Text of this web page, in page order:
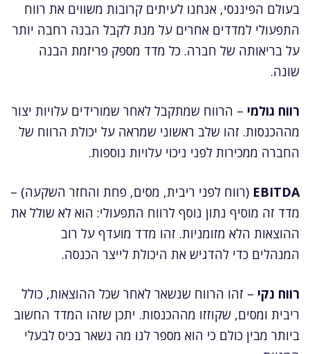
בעולם הפיננסי, אנחנו לעיתים קרובות משווים את רווח
התפעולי למדדים אחרים על מנת לקבל הבנה רחבה יותר
על בריאותה של חברה. כל מדד מספק פריזמת הבנה
שונה.
רווח גולמי – הרווח שמתקבל לאחר שמורידים עלויות יצור
מההכנסות. זהו שלב ראשוני שמראה על יכולת הרווח של
החברה ממכירות לפני ניכוי עלויות נוספות.
EBITDA (רווח לפני ריבית, מסים, פחת והחזר השקעה) –
מדד זה מוסיף נתון נוסף לרווח התפעולי: הוא לא שולל את
ההוצאות הלא מזומניות. זהו מדד מועדף על רוב
המנהלים כדי להדגיש את היכולת לייצר הכנסה.
רווח נקי – זהו הרווח שנשאר לאחר שכל ההוצאות, כולל
ריבית ומסים, שקוזזו מההכנסות. יתכן שזהו המדד החשוב
ביותר מבין כולם כי הוא מספר לנו מה נשאר בכיס לבעלי